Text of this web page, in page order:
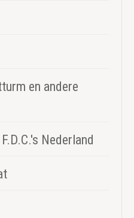
en andere
Nederland